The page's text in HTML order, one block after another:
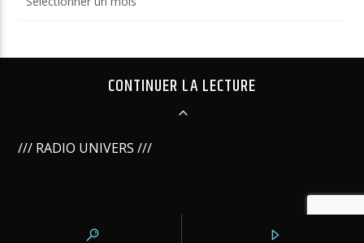
du
CONTINUER LA LECTURE
/// RADIO UNIVERS ///